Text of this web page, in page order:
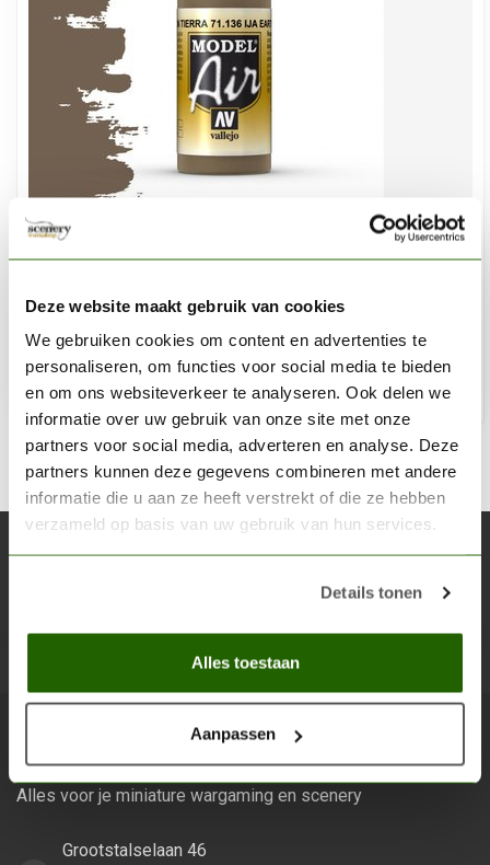
Deze website maakt gebruik van cookies
We gebruiken cookies om content en advertenties te
personaliseren, om functies voor social media te bieden
en om ons websiteverkeer te analyseren. Ook delen we
informatie over uw gebruik van onze site met onze
partners voor social media, adverteren en analyse. Deze
partners kunnen deze gegevens combineren met andere
informatie die u aan ze heeft verstrekt of die ze hebben
verzameld op basis van uw gebruik van hun services.
Details tonen
Alles toestaan
Aanpassen
VALLEJO
Model Air IJA Earth Brown - 17ml - 71136
€3,20
Niet op voorraad
Abonneer je op onze nieuwsbrief
Blijf op de hoogte over onze laatste acties
Scenery Workshop BV
Alles voor je miniature wargaming en scenery
Grootstalselaan 46